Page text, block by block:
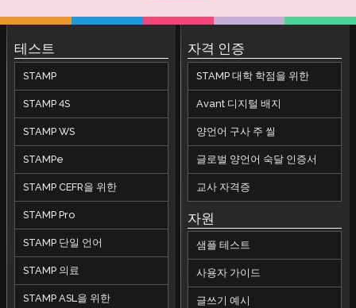
테스트
STAMP
STAMP 4S
STAMP WS
STAMPe
STAMP CEFR을 위한
STAMP Pro
STAMP 단일 언어
STAMP 의료
STAMP ASL을 위한
자격 인증
STAMP 대학 학점을 위한
Avant 디지털 배지
양언어 구사 주 씰
글로벌 양언어 숙달 인증서
교사 자격증
자원
샘플 테스트
사용자 가이드
글쓰기 예시